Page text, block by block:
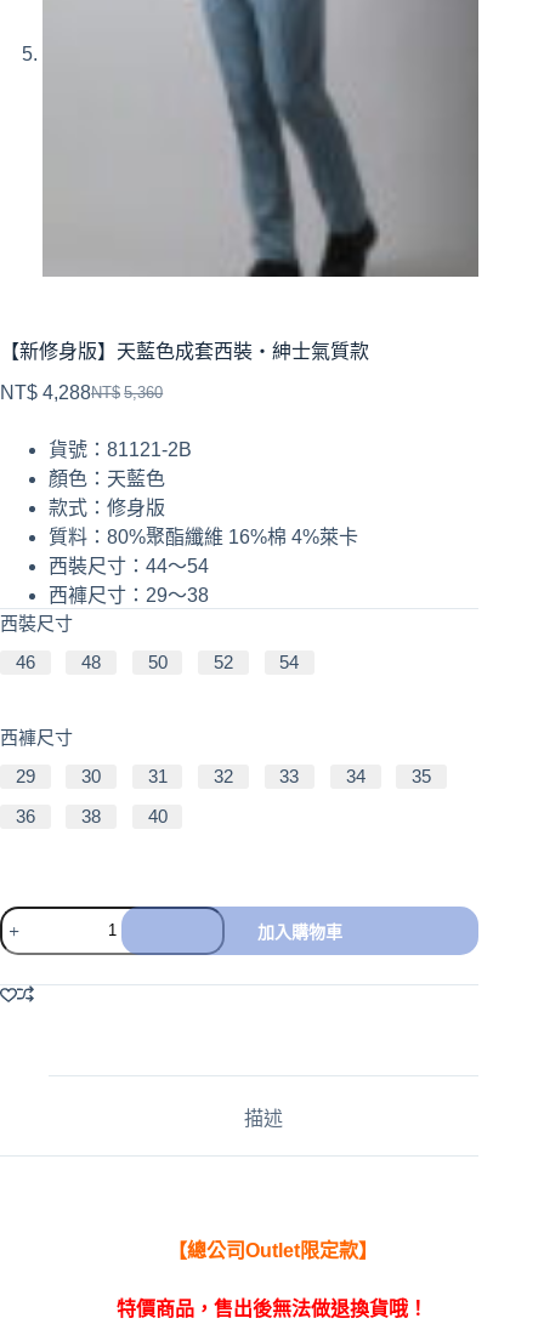
【新修身版】天藍色成套西裝・紳士氣質款
NT$ 5,360
NT$ 4,288
貨號：81121-2B
顏色：天藍色
款式：修身版
質料：80%聚酯纖維 16%棉 4%萊卡
西裝尺寸：44～54
西褲尺寸：29～38
西裝尺寸
46
48 50 52 54
西褲尺寸
29
30 31 32 33 34
35
36
38 40
加入購物車
l
v
描述
【總公司Outlet限定款】
特價商品，售出後無法做退換貨哦！